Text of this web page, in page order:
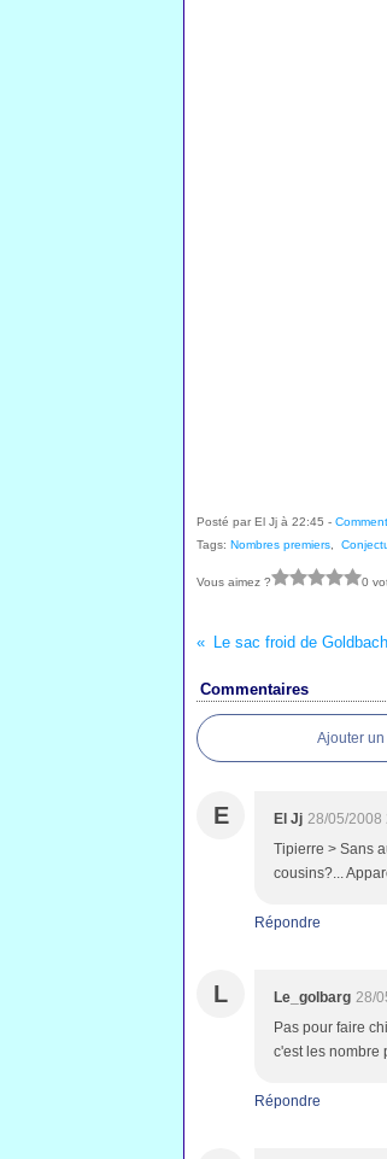
Posté par El Jj à 22:45 -
Tags: Nombres premiers
Vous aimez ? 0
Le sac froid de Goldbach
Commentaires
Ajouter
E El Jj 28/05/2008
Tipierre > Sans
cousins?...
Répondre
L Le_golbarg 28/
Pas pour faire
c'est les nombre
Répondre